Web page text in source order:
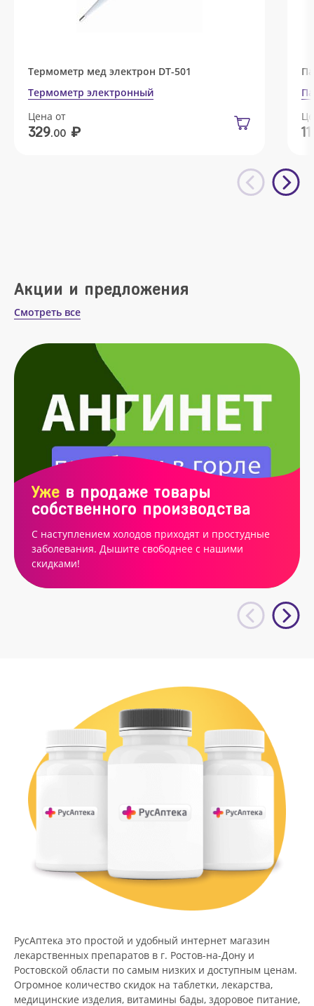
Термометр мед электрон DT-501
Термометр электронный
Цена от
329.00 ₽ 11
Акции и предложения
Смотреть все
Уже в продаже товары
собственного производства
С наступлением холодов приходят и простудные
заболевания. Дышите свободнее с нашими
скидками!
РусАптека это простой и удобный интернет магазин
лекарственных препаратов в г. Ростов-на-Дону и
Ростовской области по самым низких и доступным ценам.
Огромное количество скидок на таблетки, лекарства,
медицинские изделия, витамины бады, здоровое питание,